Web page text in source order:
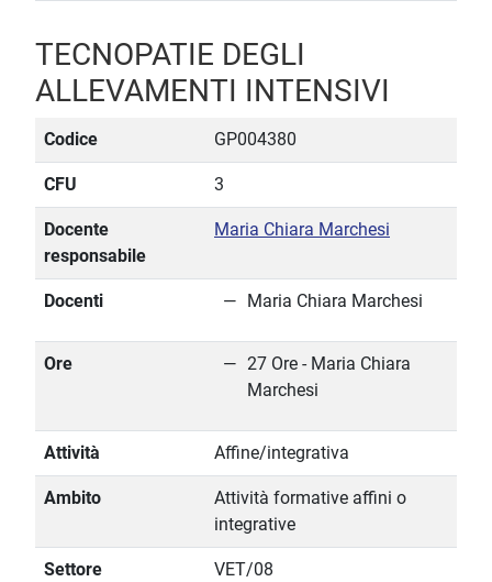
TECNOPATIE DEGLI
ALLEVAMENTI INTENSIVI
Codice GP004380
CFU 3
Docente
responsabile
Maria Chiara Marchesi
Docenti Maria Chiara Marchesi
Ore
27 Ore - Maria Chiara
Marchesi
Attività Affine/integrativa
Ambito
Attività formative affini o
integrative
Settore VET/08